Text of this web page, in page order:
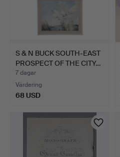
S & N BUCK SOUTH-EAST
PROSPECT OF THE CITY…
7 dagar
Värdering
68 USD